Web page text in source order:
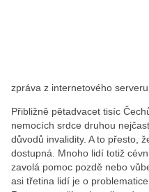
zpráva z internetového
Přibližně pětadvacet tisíc
nemocích srdce druhou
důvodů invalidity. A to přesto,
dostupná. Mnoho lidí totiž
zavolá pomoc pozdě nebo
asi třetina lidí je o